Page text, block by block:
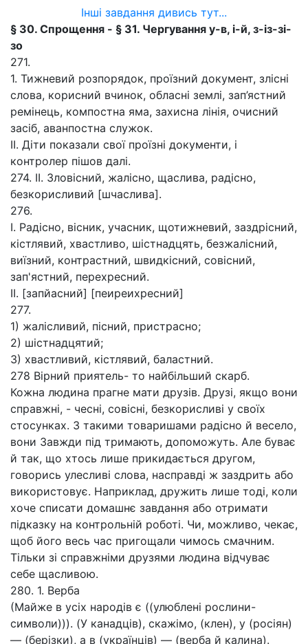
Інші завдання дивись тут...
§ 30. Спрощення - § 31. Чергування у-в, і-й, з-із-зі-
зо
271.
1. Тижневий розпорядок, проїзний документ, злісні
слова, корисний вчинок, обласні землі, зап’ястний
ремінець, компостна яма, захисна лінія, очисний
засіб, аванпостна служок.
II. Діти показали свої проїзні документи, і
контролер пішов далі.
274. II. Зловісний, жалісно, щаслива, радісно,
безкорисливий [шчаслива].
276.
І. Радісно, вісник, учасник, щотижневий, заздрісний,
кістлявий, хвастливо, шістнадцять, безжалісний,
виїзний, контрастний, швидкісний, совісний,
зап'ястний, перехресний.
II. [запйасний] [пеиреихресний]
277.
1) жалісливий, пісний, пристрасно;
2) шістнадцятий;
3) хвастливий, кістлявий, баластний.
278 Вірний приятель- то найбільший скарб.
Кожна людина прагне мати друзів. Друзі, якщо вони
справжні, - чесні, совісні, безкорисливі у своїх
стосунках. З такими товаришами радісно й весело,
вони Завжди під тримають, допоможуть. Але буває
й так, що хтось лише прикидається другом,
говорись улесливі слова, насправді ж заздрить або
використовує. Наприклад, дружить лише тоді, коли
хоче списати домашнє завдання або отримати
підказку на контрольній роботі. Чи, можливо, чекає,
щоб його весь час пригощали чимось смачним.
Тільки зі справжніми друзями людина відчуває
себе щасливою.
280. 1. Верба
(Майже в усіх народів є ((улюблені рослини-
символи))). (У канадців), скажімо, (клен), у (росіян)
— (берізки), а в (українців) — (верба й калина).